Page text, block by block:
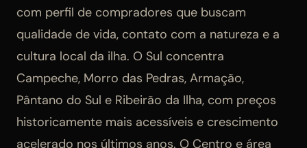
com perfil de compradores que buscam
qualidade de vida, contato com a natureza e a
cultura local da ilha. O Sul concentra
Campeche, Morro das Pedras, Armação,
Pântano do Sul e Ribeirão da Ilha, com preços
historicamente mais acessíveis e crescimento
acelerado nos últimos anos. O Centro e área